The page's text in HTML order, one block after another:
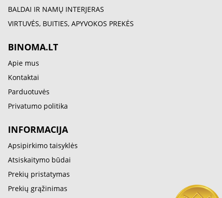
BALDAI IR NAMŲ INTERJERAS
VIRTUVĖS, BUITIES, APYVOKOS PREKĖS
BINOMA.LT
Apie mus
Kontaktai
Parduotuvės
Privatumo politika
INFORMACIJA
Apsipirkimo taisyklės
Atsiskaitymo būdai
Prekių pristatymas
Prekių grąžinimas